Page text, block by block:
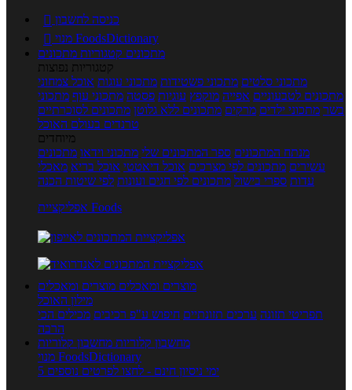
 כניסה לחשבון

מנוי FoodsDictionary
מתכונים קטגוריות מתכונים
קטגוריות נפוצות
מתכוני סלטים מתכוני פשטידות מתכוני עוגות אוכל צמחוני
מתכונים לטבעוניים אפייה מוקפץ עוגיות פסטה מתכוני עוף מתכוני
בשר מתכוני ילדים מרקים מתכונים ללא גלוטן מתכונים לסוכרתיים
טרנדים בעולם האוכל
מיוחדים
מנתח המתכונים ספר המתכונים שלי מתכוני וידאו מתכונים
עשירים מתכונים לפי מצרכים אוכל דיאטטי אוכל בריא מאכלי
עדות ספרי בישול מתכונים לפי חגים ועונות לפי שיטות הכנה
אפליקציית Foods
מוצרים ומאכלים מוצרים ומאכלים
מילון האוכל
תפריטי תזונה ערכים תזונתיים חיפוש ע"פ רכיבים מכילים הכי
הרבה
מחשבון קלוריות מחשבון קלוריות
מנוי FoodsDictionary
5 ימי ניסיון חינם - לחצו לפרטים נוספים